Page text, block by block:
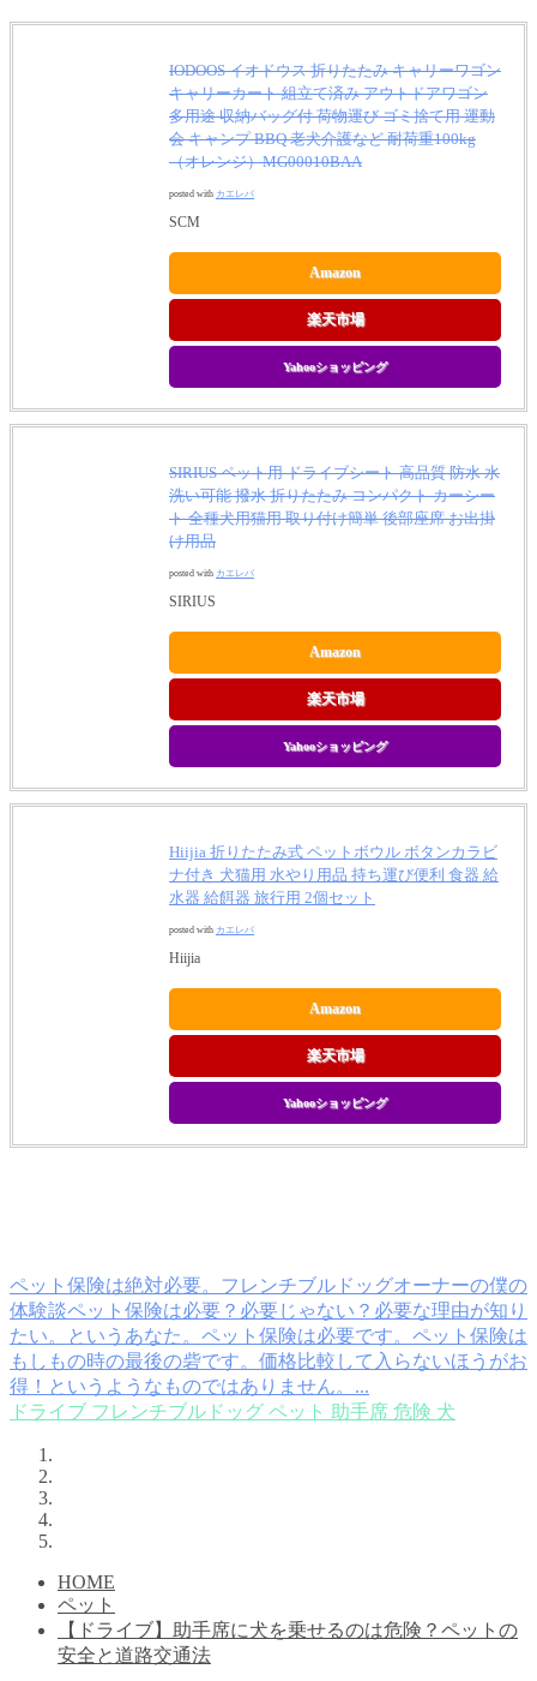
IODOOS イオドウス 折りたたみ キャリーワゴン
キャリーカート 組立て済み アウトドアワゴン
多用途 収納バッグ付 荷物運び ゴミ捨て用 運動
会 キャンプ BBQ 老犬介護など 耐荷重100kg
（オレンジ）MG00010BAA
posted with カエレバ
SCM
Amazon
楽天市場
Yahooショッピング
SIRIUS ペット用 ドライブシート 高品質 防水 水
洗い可能 撥水 折りたたみ コンパクト カーシー
ト 全種犬用猫用 取り付け簡単 後部座席 お出掛
け用品
posted with カエレバ
SIRIUS
Amazon
楽天市場
Yahooショッピング
Hiijia 折りたたみ式 ペットボウル ボタンカラビ
ナ付き 犬猫用 水やり用品 持ち運び便利 食器 給
水器 給餌器 旅行用 2個セット
posted with カエレバ
Hiijia
Amazon
楽天市場
Yahooショッピング
ペット保険は絶対必要。フレンチブルドッグオーナーの僕の
体験談ペット保険は必要？必要じゃない？必要な理由が知り
たい。というあなた。ペット保険は必要です。ペット保険は
もしもの時の最後の砦です。価格比較して入らないほうがお
得！というようなものではありません。...
ドライブ フレンチブルドッグ ペット 助手席 危険 犬
HOME
ペット
【ドライブ】助手席に犬を乗せるのは危険？ペットの
安全と道路交通法